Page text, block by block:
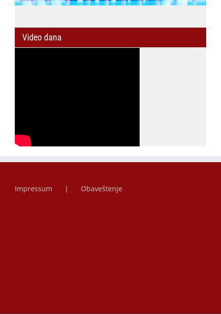
Video dana
Impressum Obaveštenje